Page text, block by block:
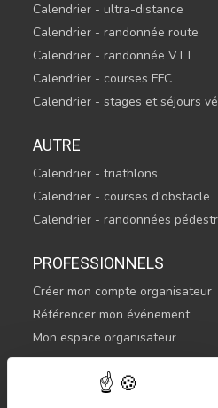
Calendrier - ultra-distance
Calendrier - randonnée route
Calendrier - randonnée VTT
Calendrier - courses FFC
Calendrier - stages et séjours
AUTRE
Calendrier - triathlons
Calendrier - courses d'obstacle
Calendrier - randonnées
PROFESSIONNELS
Créer mon compte organisateur
Référencer mon événement
Mon espace organisateur
CONTACTEZ-NOUS